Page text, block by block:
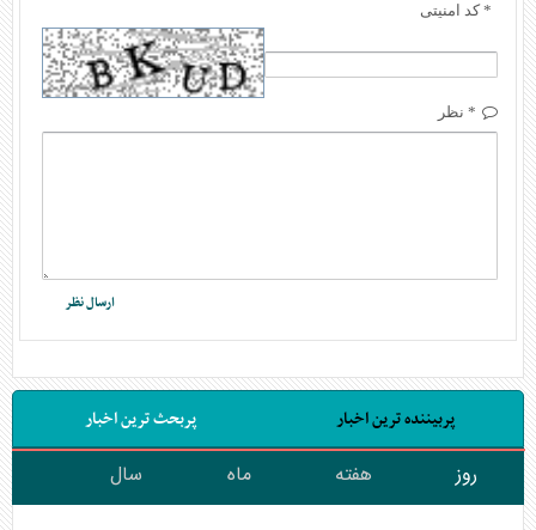
* کد امنیتی
* نظر
پربیننده ترین اخبار پربحث ترین اخبار
روز هفته ماه سال